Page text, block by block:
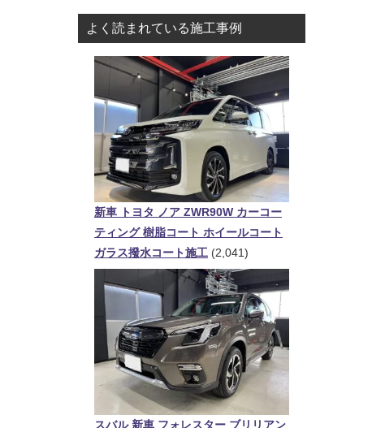
よく読まれている施工事例
新車 トヨタ ノア ZWR90W カーコー
ティング 樹脂コート ホイールコート
ガラス撥水コート施工 (2,041)
スバル 新車 フォレスター ブリリアン